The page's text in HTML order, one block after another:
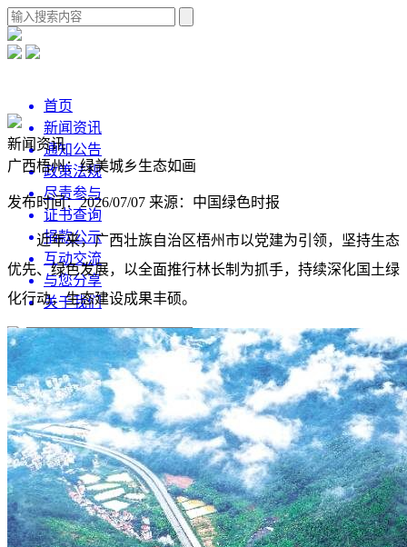
首页
新闻资讯
通知公告
政策法规
尽责参与
证书查询
捐款公示
互动交流
与您分享
关于我们
新闻资讯
广西梧州：绿美城乡生态如画
发布时间：2026/07/07 来源：中国绿色时报
近年来，广西壮族自治区梧州市以党建为引领，坚持生态
优先、绿色发展，以全面推行林长制为抓手，持续深化国土绿
化行动，生态建设成果丰硕。